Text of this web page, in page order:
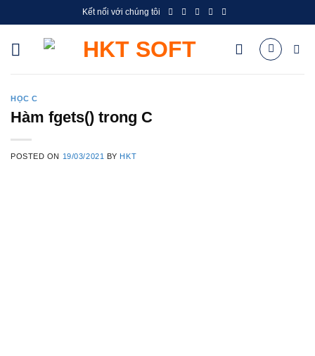
to
content
Kết nối với chúng tôi
HỌC C
Hàm fgets() trong C
POSTED ON 19/03/2021 BY HKT